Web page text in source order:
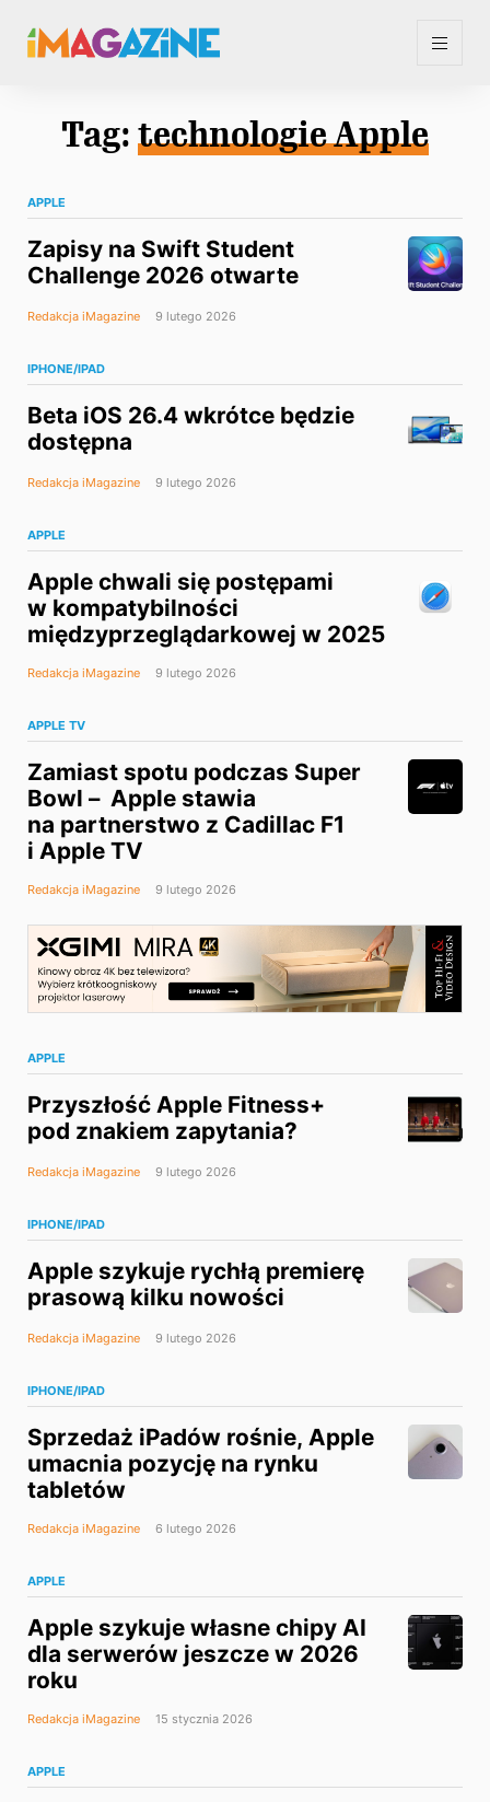
Tag: technologie Apple
APPLE
Zapisy na Swift Student
Challenge 2026 otwarte
Redakcja iMagazine 9 lutego 2026
IPHONE/IPAD
Beta iOS 26.4 wkrótce będzie
dostępna
Redakcja iMagazine 9 lutego 2026
APPLE
Apple chwali się postępami
w kompatybilności
międzyprzeglądarkowej w 2025
Redakcja iMagazine 9 lutego 2026
APPLE TV
Zamiast spotu podczas Super
Bowl – Apple stawia
na partnerstwo z Cadillac F1
i Apple TV
Redakcja iMagazine 9 lutego 2026
APPLE
Przyszłość Apple Fitness+
pod znakiem zapytania?
Redakcja iMagazine 9 lutego 2026
IPHONE/IPAD
Apple szykuje rychłą premierę
prasową kilku nowości
Redakcja iMagazine 9 lutego 2026
IPHONE/IPAD
Sprzedaż iPadów rośnie, Apple
umacnia pozycję na rynku
tabletów
Redakcja iMagazine 6 lutego 2026
APPLE
Apple szykuje własne chipy AI
dla serwerów jeszcze w 2026
roku
Redakcja iMagazine 15 stycznia 2026
APPLE